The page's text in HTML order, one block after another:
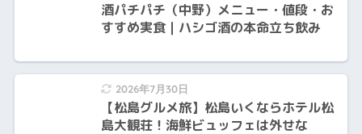
酒パチパチ（中野）メニュー・値段・お
すすめ実食｜ハシゴ酒の本命立ち飲み
2026年7月30日
【松島グルメ旅】松島いくならホテル松
島大観荘！海鮮ビュッフェは外せな